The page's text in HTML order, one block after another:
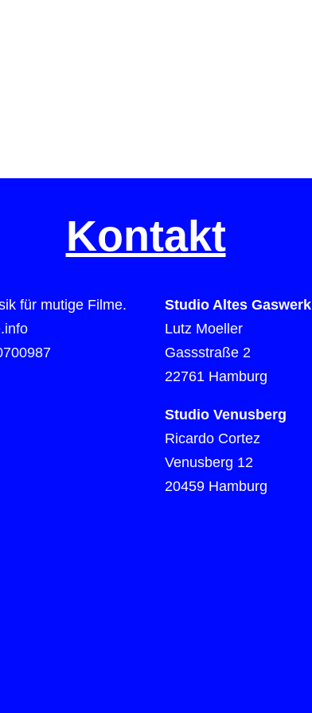
Kontakt
für mutige Filme.
Studio Altes Gaswerk
Lutz Moeller
Gassstraße 2
22761 Hamburg
Studio Venusberg
Ricardo Cortez
Venusberg 12
20459 Hamburg